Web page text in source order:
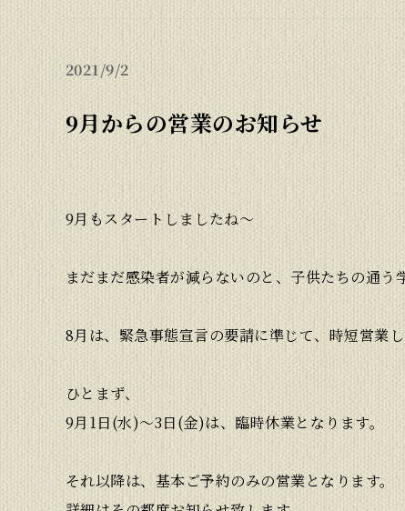
2021 9/2
9月からの営業のお知らせ
9月もスタートしましたね〜
まだまだ感染者が減らないのと、子供たちの通う
8月は、緊急事態宣言の要請に準じて、時短営業
ひとまず、
9月1日(水)〜3日(金)は、臨時休業となります。
それ以降は、基本ご予約のみの営業となります。